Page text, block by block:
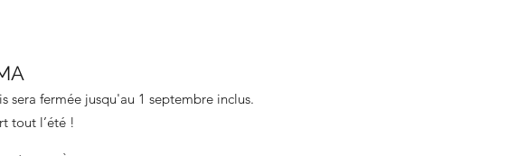
sera fermée jusqu'au 1 septembre inclus.
tout l’été !